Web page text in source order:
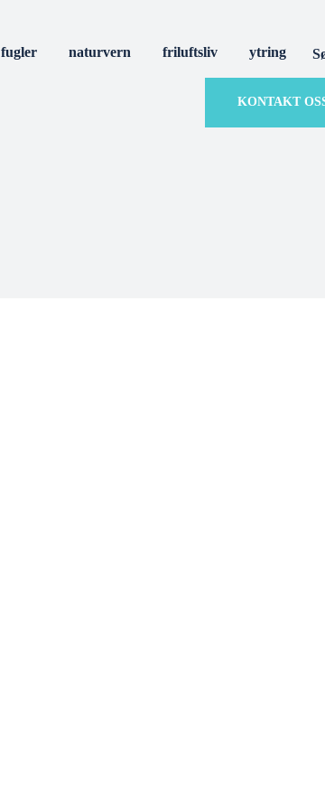
fugler naturvern friluftsliv ytring
KONTAKT